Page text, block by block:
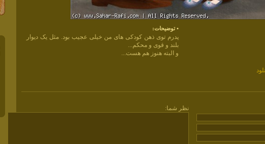
• توضيحات:
پدرم توی ذهن کودکی های من خیلی عجیب بود. مثل یک دیوار
بلند و قوی و محکم...
و البته هنوز هم هست...
نظر شما: